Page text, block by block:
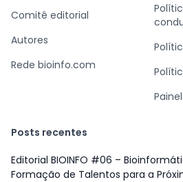
Comitê editorial
Autores
Rede bioinfo.com
Posts recentes
Editorial BIOINFO #06 –
Formação de Talentos para a